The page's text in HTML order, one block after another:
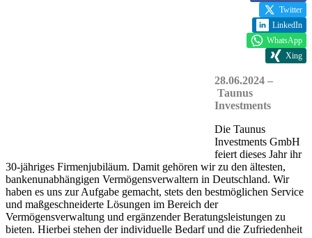
Twitter
LinkedIn
WhatsApp
Xing
28.06.2024 –
Taunus
Investments
Die Taunus
Investments GmbH
feiert dieses Jahr ihr
30-jähriges Firmenjubiläum. Damit gehören wir zu den ältesten,
bankenunabhängigen Vermögensverwaltern in Deutschland. Wir
haben es uns zur Aufgabe gemacht, stets den bestmöglichen Service
und maßgeschneiderte Lösungen im Bereich der
Vermögensverwaltung und ergänzender Beratungsleistungen zu
bieten. Hierbei stehen der individuelle Bedarf und die Zufriedenheit